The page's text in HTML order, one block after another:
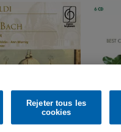
Rejeter tous les
cookies